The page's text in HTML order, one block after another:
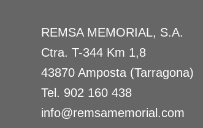
REMSA MEMORIAL, S.A.
Ctra. T-344 Km 1,8
43870 Amposta (Tarragona)
Tel. 902 160 438
info@remsamemorial.com